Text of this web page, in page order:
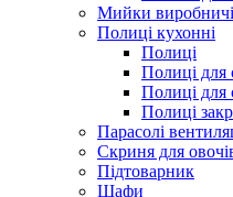
Мийки виробничі
Полиці кухонні
Полиці
Полиці
Полиці для
Полиці
Парасолі
Скриня для
Підтоварник
Шафи